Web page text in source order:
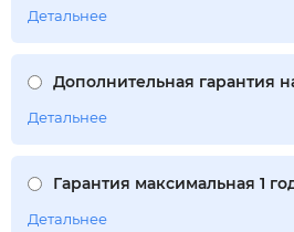
Детальнее
Дополнительная гарантия
Детальнее
Гарантия максимальная 1
Детальнее